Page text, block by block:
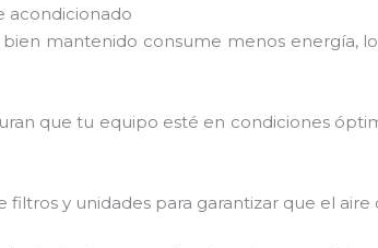
acondicionado
mantenido consume menos energía,
que tu equipo esté en condiciones
filtros y unidades para garantizar que el